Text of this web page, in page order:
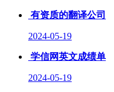
有资质的翻译公司
2024-05-19
学信网英文成绩单
2024-05-19